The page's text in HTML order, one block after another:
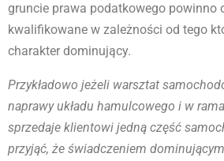
gruncie prawa podatkowego powinno
kwalifikowane w zależności od tego
charakter dominujący.
Przykładowo jeżeli warsztat
naprawy układu hamulcowego i w
sprzedaje klientowi jedną część
przyjąć, że świadczeniem